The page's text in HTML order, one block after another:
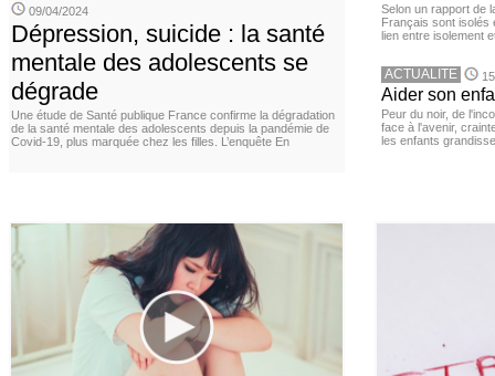
09/04/2024
Dépression, suicide : la santé
mentale des adolescents se
dégrade
Une étude de Santé publique France confirme la dégradation
de la santé mentale des adolescents depuis la pandémie de
Covid-19, plus marquée chez les filles. L’enquête En
Selon un rapport de
Français sont isolés
lien entre isolement
ACTUALITE
Aider son
Peur du noir, de
face à l'avenir,
les enfants